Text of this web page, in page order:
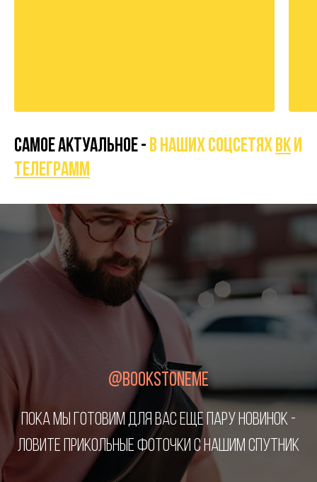
САМОЕ АКТУАЛЬНОЕ - В НАШИХ СОЦСЕТЯХвкИ
телеграмм
@BOOKSTONEME
ПОКА МЫ ГОТОВИМ ДЛЯ ВАС ЕЩЕ ПАРУ НОВИНОК -
ЛОВИТЕ ПРИКОЛЬНЫЕ ФОТОЧКИ С НАШИМ СПУТНИК